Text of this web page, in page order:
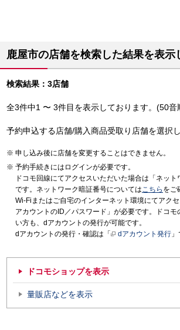
鹿屋市の店舗を検索した結果を表示
検索結果：3店舗
全3件中1 〜 3件目を表示しております。(50音
予約申込する店舗/購入商品受取り店舗を選択し
申し込み後に店舗を変更することはできません。
予約手続きにはログインが必要です。
ドコモ回線にてアクセスいただいた場合は「ネッ
です。ネットワーク暗証番号についてはこちら をご
Wi-Fiまたはご自宅のインターネット環境にてアク
アカウントのID／パスワード」が必要です。ドコモ
い方も、dアカウントの発行が可能です。
dアカウントの発行・確認は「
dアカウント発行
ドコモショップを表示
量販店などを表示